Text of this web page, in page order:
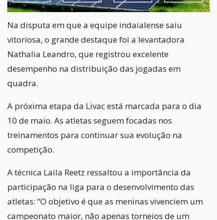
Na disputa em que a equipe indaialense saiu
vitoriosa, o grande destaque foi a levantadora
Nathalia Leandro, que registrou excelente
desempenho na distribuição das jogadas em
quadra.
A próxima etapa da Livac está marcada para o dia
10 de maio. As atletas seguem focadas nos
treinamentos para continuar sua evolução na
competição.
A técnica Laila Reetz ressaltou a importância da
participação na liga para o desenvolvimento das
atletas: “O objetivo é que as meninas vivenciem um
campeonato maior, não apenas torneios de um